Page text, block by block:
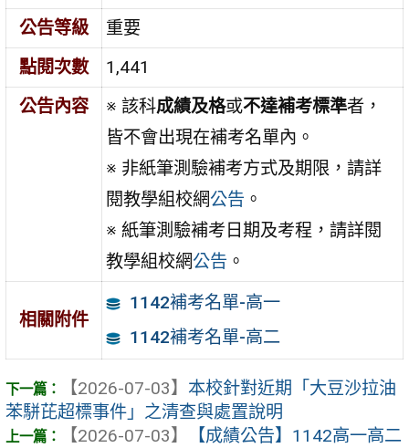
公告等級
重要
點閱次數
1,441
公告內容
※ 該科成績及格或不達補考標準者，
皆不會出現在補考名單內。
※ 非紙筆測驗補考方式及期限，請詳
閱教學組校網公告 。
※ 紙筆測驗補考日期及考程，請詳閱
教學組校網公告 。
相關附件
1142補考名單-高一
1142補考名單-高二
【2026-07-03】 本校針對近期「大豆沙拉油
苯駢芘超標事件」之清查與處置說明
【2026-07-03】
【成績公告】1142高一高二